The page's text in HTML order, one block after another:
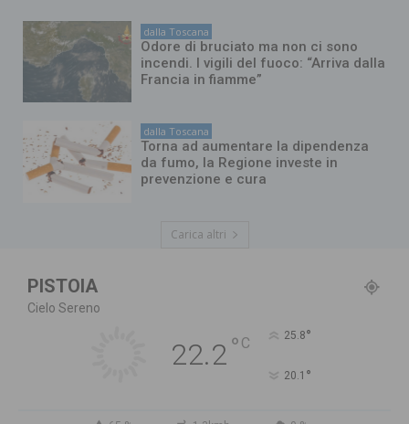
dalla Toscana
Odore di bruciato ma non ci sono
incendi. I vigili del fuoco: “Arriva dalla
Francia in fiamme”
dalla Toscana
Torna ad aumentare la dipendenza
da fumo, la Regione investe in
prevenzione e cura
Carica altri
PISTOIA
Cielo Sereno
22.2° C 25.8°
20.1 °